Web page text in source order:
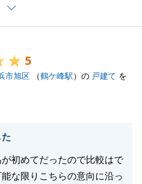
となりました。
なさって下さい。引き続
5
市旭区 （鶴ケ峰駅）の 戸建て を
初めてだったので比較はで
な限りこちらの意向に沿っ